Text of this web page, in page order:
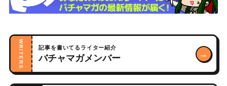
WRITERS 記事を書いてるライター紹介
バチャマガメンバー →